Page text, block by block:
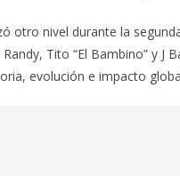
otro nivel durante la
Tito “El Bambino” y J
evolución e impacto